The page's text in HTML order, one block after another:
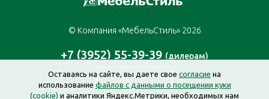
© Компания «МебельСтиль» 2026
+7 (3952) 55-39-39 (дилерам)
Заказать звонок
Оставаясь на сайте, вы даете свое согласие на
использование файлов с данными о посещении куки
(cookie) и аналитики Яндекс.Метрики, необходимых нам